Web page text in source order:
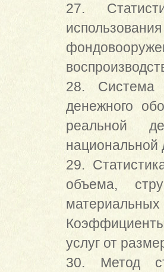
27.
28. Система
денежного
реальной
29.
объема,
услуг от
30. Метод